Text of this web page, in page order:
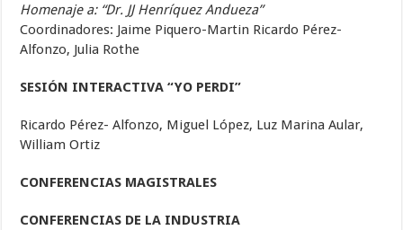
Homenaje a: “Dr. JJ Henríquez Andueza”
Coordinadores: Jaime Piquero-Martin Ricardo Pérez-
Alfonzo, Julia Rothe
SESIÓN INTERACTIVA “YO PERDI”
Ricardo Pérez- Alfonzo, Miguel López, Luz Marina Aular,
William Ortiz
CONFERENCIAS MAGISTRALES
CONFERENCIAS DE LA INDUSTRIA